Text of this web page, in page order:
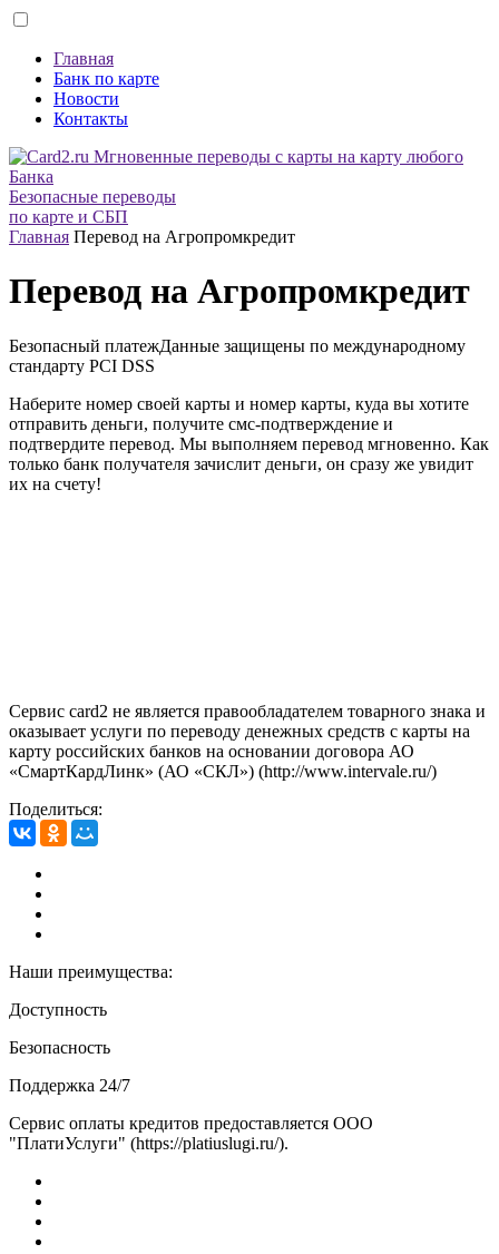
Главная
Банк по карте
Новости
Контакты
Безопасные переводы
по карте и СБП
Главная Перевод на Агропромкредит
Перевод на Агропромкредит
Безопасный платежДанные защищены по международному
стандарту PCI DSS
Наберите номер своей карты и номер карты, куда вы хотите
отправить деньги, получите смс-подтверждение и
подтвердите перевод. Мы выполняем перевод мгновенно. Как
только банк получателя зачислит деньги, он сразу же увидит
их на счету!
Сервис card2 не является правообладателем товарного знака и
оказывает услуги по переводу денежных средств с карты на
карту российских банков на основании договора АО
«СмартКардЛинк» (АО «СКЛ») (http://www.intervale.ru/)
Поделиться:
Наши преимущества:
Доступность
Безопасность
Поддержка 24/7
Сервис оплаты кредитов предоставляется ООО
"ПлатиУслуги" (https://platiuslugi.ru/).